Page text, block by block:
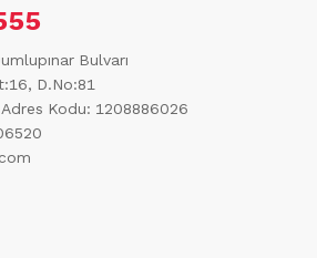
Bulvarı
D.No:81
Adres Kodu: 1208886026